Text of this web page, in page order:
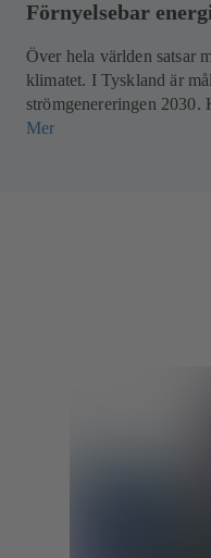
Förnyelsebar energi
Över hela världen satsar
klimatet. I Tyskland är
strömgenereringen
Mer